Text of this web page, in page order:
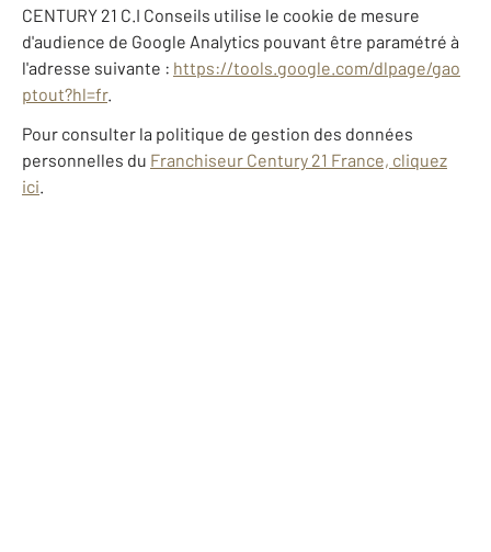
CENTURY 21 C.I Conseils utilise le cookie de mesure
d'audience de Google Analytics pouvant être paramétré à
l'adresse suivante : https://tools.google.com/dlpage/gao
ptout?hl=fr.
Pour consulter la politique de gestion des données
personnelles du Franchiseur Century 21 France, cliquez
ici.